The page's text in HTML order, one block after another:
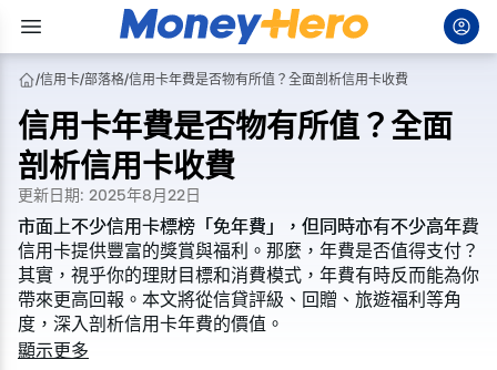
/信用卡/部落格/信用卡年費是否物有所值？全面剖析信用卡收費
信用卡年費是否物有所值？全面
剖析信用卡收費
更新日期: 2025年8月22日
市面上不少信用卡標榜「免年費 」，但同時亦有不少高年費
信用卡提供豐富的獎賞與福利。那麼，年費是否值得支付？
其實，視乎你的理財目標和消費模式，年費有時反而能為你
帶來更高回報。本文將從信貸評級、回贈、旅遊福利等角
度，深入剖析信用卡年費的價值。
市面上不少信用卡標榜「免年費 」，但同時亦有不少高年費
信用卡提供豐富的獎賞與福利。那麼，年費是否值得支付？
其實，視乎你的理財目標和消費模式，年費有時反而能為你
帶來更高回報。本文將從信貸評級、回贈、旅遊福利等角
度，深入剖析信用卡年費的價值。
顯示更多